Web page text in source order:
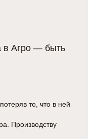
в Агро — быть
то, что в ней
Производству